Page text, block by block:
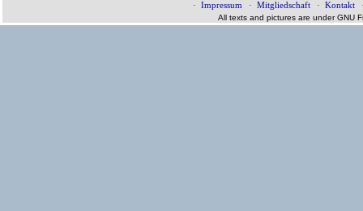
· Impressum · Mitgliedschaft · Kontakt
All texts and pictures are under GNU